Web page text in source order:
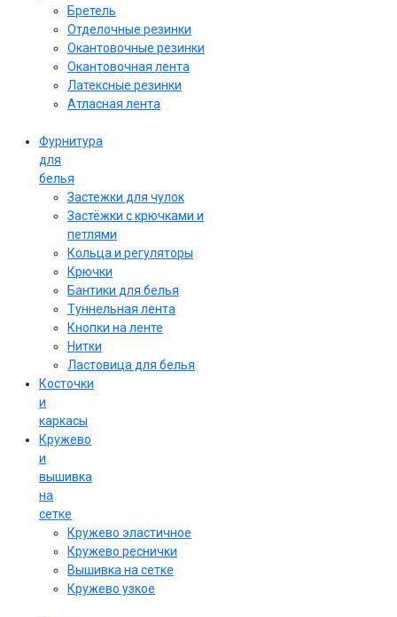
Бретель
Отделочные резинки
Окантовочные резинки
Окантовочная лента
Латексные резинки
Атласная лента
Фурнитура
для
белья
Застежки для чулок
Застёжки с крючками и
петлями
Кольца и регуляторы
Крючки
Бантики для белья
Туннельная лента
Кнопки на ленте
Нитки
Ластовица для белья
Косточки
и
каркасы
Кружево
и
вышивка
на
сетке
Кружево эластичное
Кружево реснички
Вышивка на сетке
Кружево узкое